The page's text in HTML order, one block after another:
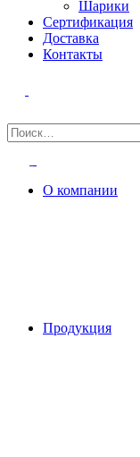
Шарики
Сертификация
Доставка
Контакты
О компании
Продукция